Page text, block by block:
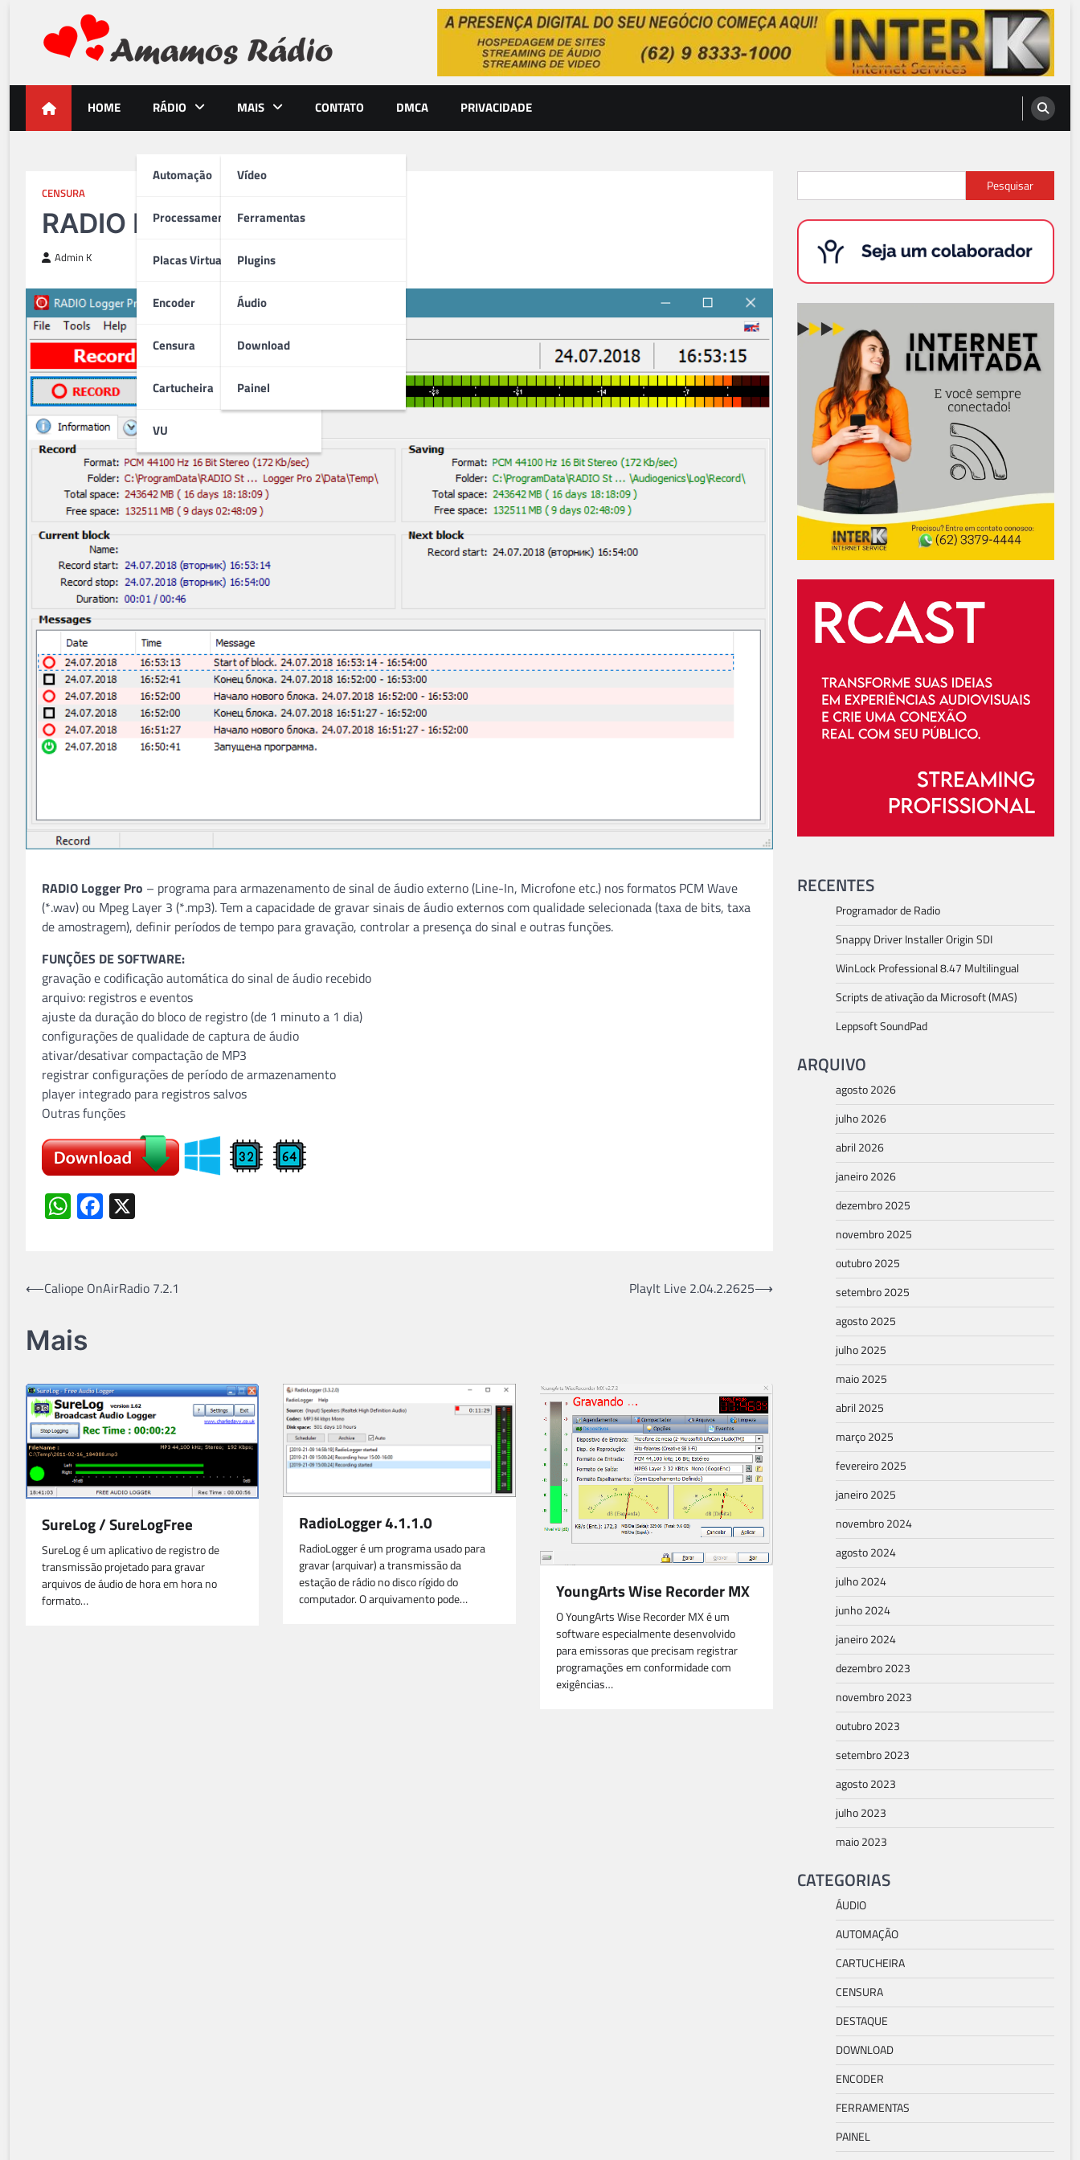
content
Amamos Rádio
HOME RÁDIO
Automação
Processamento
Placas Virtuais
Encoder
Censura
Cartucheira
VU
MAIS
Vídeo
Ferramentas
Plugins
Áudio
Download
Painel
CONTATO DMCA PRIVACIDADE
CENSURA
RADIO Logger Pro 2.4.1.78
Admin K
RADIO Logger Pro – programa para armazenamento de sinal de áudio externo (Line-In, Microfone etc.) nos formatos PCM Wave
(*.wav) ou Mpeg Layer 3 (*.mp3). Tem a capacidade de gravar sinais de áudio externos com qualidade selecionada (taxa de bits, taxa
de amostragem), definir períodos de tempo para gravação, controlar a presença do sinal e outras funções.
FUNÇÕES DE SOFTWARE:
gravação e codificação automática do sinal de áudio recebido
arquivo: registros e eventos
ajuste da duração do bloco de registro (de 1 minuto a 1 dia)
configurações de qualidade de captura de áudio
ativar/desativar compactação de MP3
registrar configurações de período de armazenamento
player integrado para registros salvos
Outras funções
WhatsApp
Facebook
Navegação
Post
⟵Caliope OnAirRadio 7.2.1 PlayIt Live 2.04.2.2625⟶
Mais
SureLog / SureLogFree
SureLog é um aplicativo de registro de
transmissão projetado para gravar
arquivos de áudio de hora em hora no
formato…
RadioLogger 4.1.1.0
RadioLogger é um programa usado para
gravar (arquivar) a transmissão da
estação de rádio no disco rígido do
computador. O arquivamento pode…
YoungArts Wise Recorder MX
O YoungArts Wise Recorder MX é um
software especialmente desenvolvido
para emissoras que precisam registrar
programações em conformidade com
exigências…
Pesquisar
RECENTES
Programador de Radio
Snappy Driver Installer Origin SDI
WinLock Professional 8.47 Multilingual
Scripts de ativação da Microsoft (MAS)
Leppsoft SoundPad
ARQUIVO
agosto 2026
julho 2026
abril 2026
janeiro 2026
dezembro 2025
novembro 2025
outubro 2025
setembro 2025
agosto 2025
julho 2025
maio 2025
abril 2025
março 2025
fevereiro 2025
janeiro 2025
novembro 2024
agosto 2024
julho 2024
junho 2024
janeiro 2024
dezembro 2023
novembro 2023
outubro 2023
setembro 2023
agosto 2023
julho 2023
maio 2023
CATEGORIAS
ÁUDIO
AUTOMAÇÃO
CARTUCHEIRA
CENSURA
DESTAQUE
DOWNLOAD
ENCODER
FERRAMENTAS
PAINEL